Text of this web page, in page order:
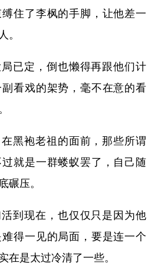
住了李枫的手脚，让他差一
。
已定，倒也懒得再跟他们计
看戏的架势，毫不在意的看
黑袍老祖的面前，那些所谓
就是一群蝼蚁罢了，自己随
碾压。
到现在，也仅仅只是因为他
得一见的局面，要是连一个
在是太过冷清了一些。